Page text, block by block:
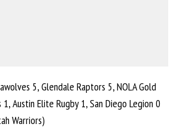
5, Glendale Raptors 5, NOLA Gold
Austin Elite Rugby 1, San Diego Legion 0
Warriors)